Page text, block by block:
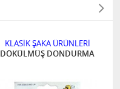
KLASİK ŞAKA ÜRÜNLERİ
DÖKÜLMÜŞ DONDURMA